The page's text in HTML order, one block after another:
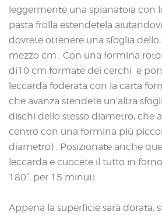
leggermente una spianatoia con
pasta frolla estendetela
dovrete ottenere una sfoglia dello
mezzo cm . Con una formina
di10 cm formate dei cerchi e
leccarda foderata con la carta
che avanza stendete un’altra
dischi dello stesso diametro, che
centro con una formina più
diametro) . Posizionate anche
leccarda e cuocete il tutto in
180°, per 15 minuti.
Appena la superficie sarà dorata,